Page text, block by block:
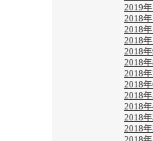
2019年
2018年
2018年
2018年
2018年
2018年
2018年
2018年
2018年
2018年
2018年
2018年